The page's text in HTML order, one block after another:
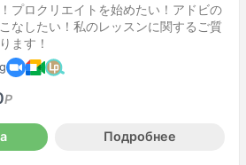
プロクリエイトを始めたい！アドビの
なしたい！私のレッスンに関するご質
ます！
P
Подробнее